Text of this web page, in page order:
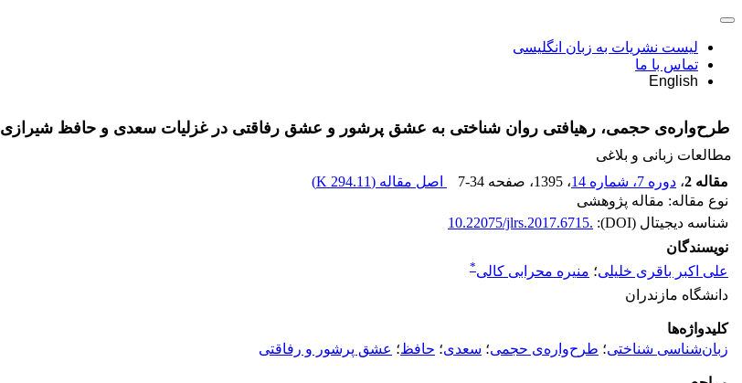
لیست نشریات به زبان انگلیسی
تماس با ما
English
طرح‌واره‌ی حجمی، رهیافتی روان شناختی به عشق پرشور و عشق رفاقتی در غزلیات سعدی و حافظ شیرازی
مطالعات زبانی و بلاغی
مقاله 2
، دوره 7، شماره 14 ، 1395 ، صفحه 7-34 اصل مقاله (294.11 K
)
نوع مقاله: مقاله پژوهشی
شناسه دیجیتال (DOI):
10.22075/jlrs.2017.6715.
نویسندگان
علی اکبر باقری خلیلی؛ منیره محرابی کالی*
دانشگاه مازندران
کلیدواژه‌ها
زبان‌شناسی شناختی؛ طرح‌واره‌ی حجمی؛ سعدی؛ حافظ؛ عشق پرشور و رفاقتی